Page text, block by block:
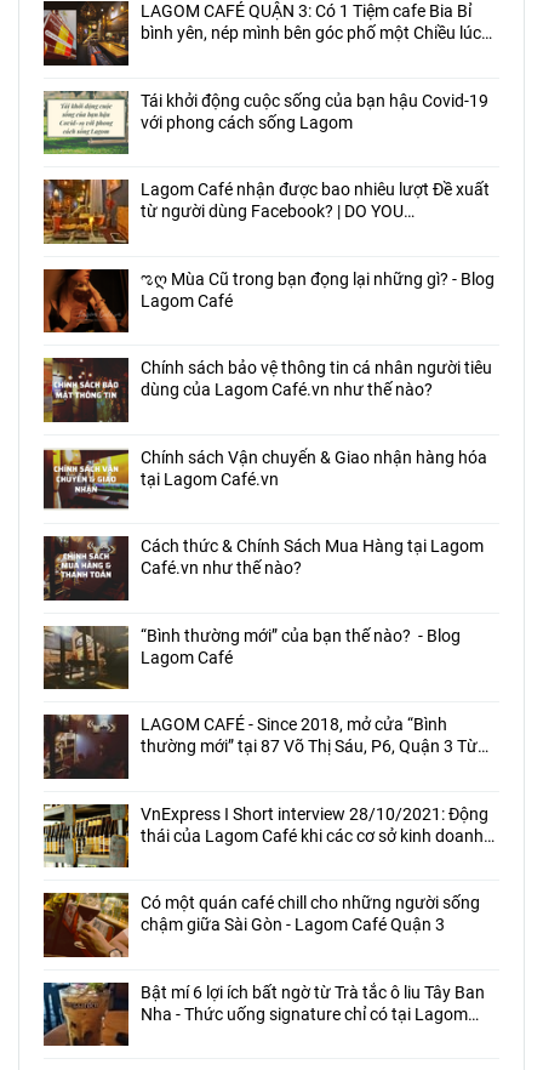
LAGOM CAFÉ QUẬN 3: Có 1 Tiệm cafe Bia Bỉ
bình yên, nép mình bên góc phố một Chiều lúc
Tái khởi động cuộc sống của bạn hậu Covid-19
với phong cách sống Lagom
Lagom Café nhận được bao nhiêu lượt Đề xuất
từ người dùng Facebook? | DO YOU
ಌღ Mùa Cũ trong bạn đọng lại những gì? - Blog
Lagom Café
Chính sách bảo vệ thông tin cá nhân người tiêu
dùng của Lagom Café.vn như thế nào?
Chính sách Vận chuyển & Giao nhận hàng hóa
tại Lagom Café.vn
Cách thức & Chính Sách Mua Hàng tại Lagom
Café.vn như thế nào?
“Bình thường mới” của bạn thế nào? - Blog
Lagom Café
LAGOM CAFÉ - Since 2018, mở cửa “Bình
thường mới” tại 87 Võ Thị Sáu, P6, Quận 3 Từ
VnExpress Ӏ Short interview 28/10/2021: Động
thái của Lagom Café khi các cơ sở kinh doanh
Có một quán café chill cho những người sống
chậm giữa Sài Gòn - Lagom Café Quận 3
Bật mí 6 lợi ích bất ngờ từ Trà tắc ô liu Tây Ban
Nha - Thức uống signature chỉ có tại Lagom